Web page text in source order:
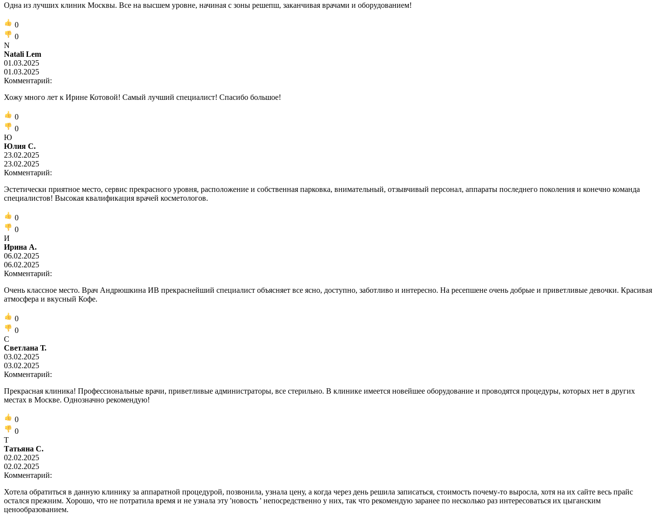
Одна из лучших клиник Москвы. Все на высшем уровне, начиная с зоны решепш, заканчивая врачами и оборудованием!
0
0
N
Natali Lem
01.03.2025
01.03.2025
Комментарий:
Хожу много лет к Ирине Котовой! Самый лучший специалист! Спасибо большое!
0
0
Ю
Юлия С.
23.02.2025
23.02.2025
Комментарий:
Эстетически приятное место, сервис прекрасного уровня, расположение и собственная парковка, внимательный, отзывчивый персонал, аппараты последнего поколения и конечно команда
специалистов! Высокая квалификация врачей косметологов.
0
0
И
Ирина А.
06.02.2025
06.02.2025
Комментарий:
Очень классное место. Врач Андрюшкина ИВ прекраснейший специалист объясняет все ясно, доступно, заботливо и интересно. На ресепшене очень добрые и приветливые девочки. Красивая
атмосфера и вкусный Кофе.
0
0
С
Светлана Т.
03.02.2025
03.02.2025
Комментарий:
Прекрасная клиника! Профессиональные врачи, приветливые администраторы, все стерильно. В клинике имеется новейшее оборудование и проводятся процедуры, которых нет в других
местах в Москве. Однозначно рекомендую!
0
0
Т
Татьяна С.
02.02.2025
02.02.2025
Комментарий:
Хотела обратиться в данную клинику за аппаратной процедурой, позвонила, узнала цену, а когда через день решила записаться, стоимость почему-то выросла, хотя на их сайте весь прайс
остался прежним. Хорошо, что не потратила время и не узнала эту 'новость ' непосредственно у них, так что рекомендую заранее по несколько раз интересоваться их цыганским
ценообразованием.